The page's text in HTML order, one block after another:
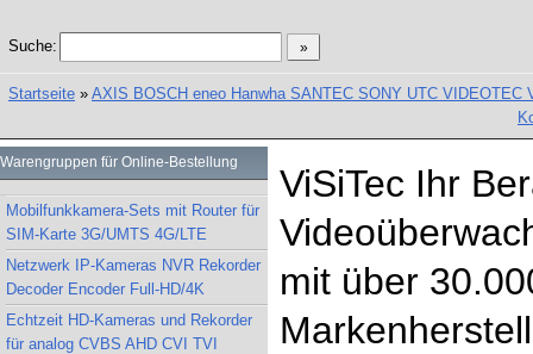
Suche:
Startseite » AXIS BOSCH eneo Hanwha SANTEC SONY UTC VIDEOTEC
Warengruppen für Online-Bestellung
Mobilfunkkamera-Sets mit Router für
SIM-Karte 3G/UMTS 4G/LTE
Netzwerk IP-Kameras NVR Rekorder
Decoder Encoder Full-HD/4K
Echtzeit HD-Kameras und Rekorder
für analog CVBS AHD CVI TVI
ViSiTec Ihr
mit über